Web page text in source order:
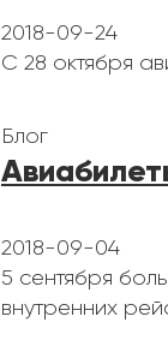
2018-09-24
С 28 октября
Блог
2018-09-04
5 сентября
внутренних